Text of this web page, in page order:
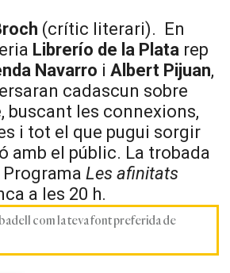
(crític literari). En
Librerío de la Plata rep
Navarro iAlbert Pijuan,
cadascun sobre
buscant les connexions,
i tot el que pugui sorgir
amb el públic. La trobada
ProgramaLes afinitats
a les 20 h.
com la teva font preferida de